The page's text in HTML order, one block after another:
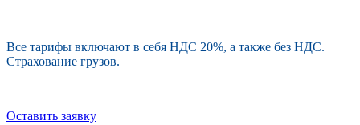
Все тарифы включают в себя НДС 20%, а также без НДС.
Страхование грузов.
Оставить заявку